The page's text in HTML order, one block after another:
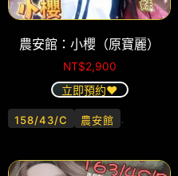
農安館：小櫻（原寶麗）
NT$2,900
立即預約❤️
158/43/C 農安館 .